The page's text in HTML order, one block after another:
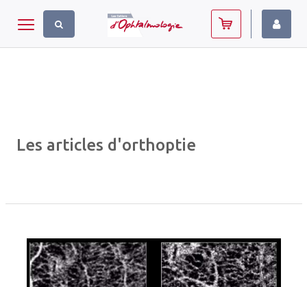
Toggle navigation
Les articles d'orthoptie
Panneau de gestion des cookies